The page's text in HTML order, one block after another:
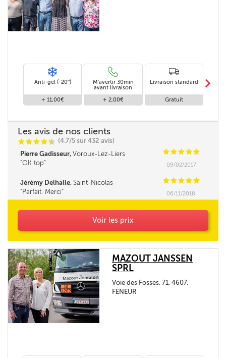
Anti-gel (-20°)
+ 11,00€
M'avertir 30min
avant livraison
+ 2,00€
Livraison standard
Gratuit
m
Les avis de nos clients
CCCCi
@ (4.7/5 sur 432 avis)
Pierre Gadisseur, Voroux-Lez-Liers CCCCC
OK top
09/02/2017
Jérémy Delhalle, Saint-Nicolas CCCCC
Parfait. Merci
06/11/2018
Voir les prix
MAZOUT JANSSEN
SPRL
Voie des Fosses, 71, 4607,
FENEUR